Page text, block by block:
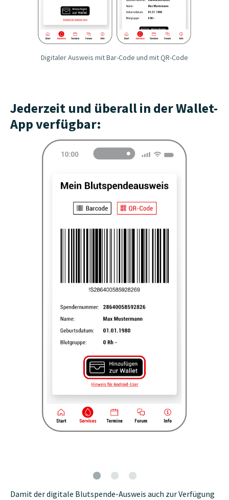
Digitaler Ausweis mit Bar-Code und mit QR-Code
Jederzeit und überall in der Wallet-
App verfügbar:
Damit der digitale Blutspende-Ausweis auch zur Verfügung